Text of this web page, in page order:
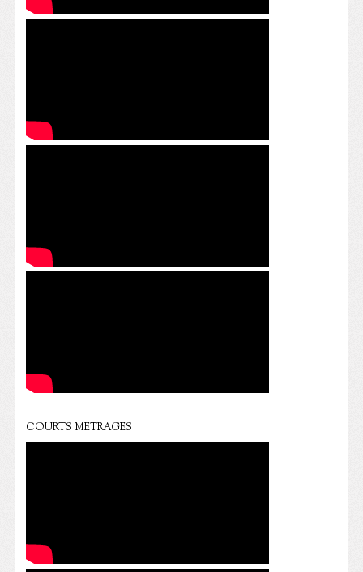
COURTS METRAGES